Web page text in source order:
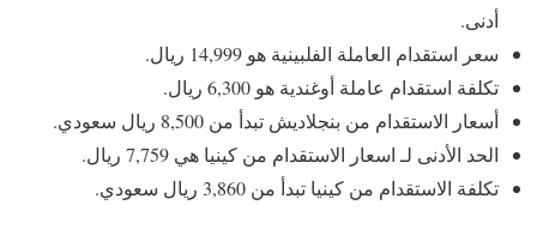
أدنى.
سعر استقدام العاملة الفلبينية هو 14,999 ريال.
تكلفة استقدام عاملة أوغندية هو 6,300 ريال.
أسعار الاستقدام من بنجلاديش تبدأ من 8,500 ريال سعودي.
الحد الأدنى لـ اسعار الاستقدام من كينيا هي 7,759 ريال.
تكلفة الاستقدام من كينيا تبدأ من 3,860 ريال سعودي.